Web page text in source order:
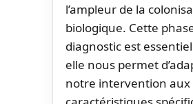
l’ampleur de la
biologique. Cette
diagnostic est
elle nous permet
notre intervention aux